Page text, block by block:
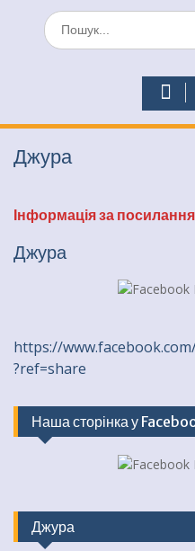
Шукати:
Джура
Інформація за
Джура
https://
?ref=share
Наша сторінка у
Джура